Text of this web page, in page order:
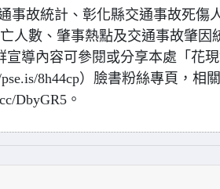
事故統計、彰化縣交通事故死傷
人數、肇事熱點及交通事故肇因
宣導內容可參閱或分享本處「花
8h44cp）臉書粉絲專頁，相
DbyGR5。